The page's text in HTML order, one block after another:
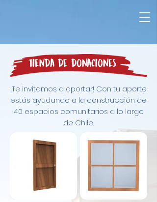
Tienda de donaciones
¡Te invitamos a aportar! Con tu aporte
estás ayudando a la construcción de
40 espacios comunitarios a lo largo
de Chile.